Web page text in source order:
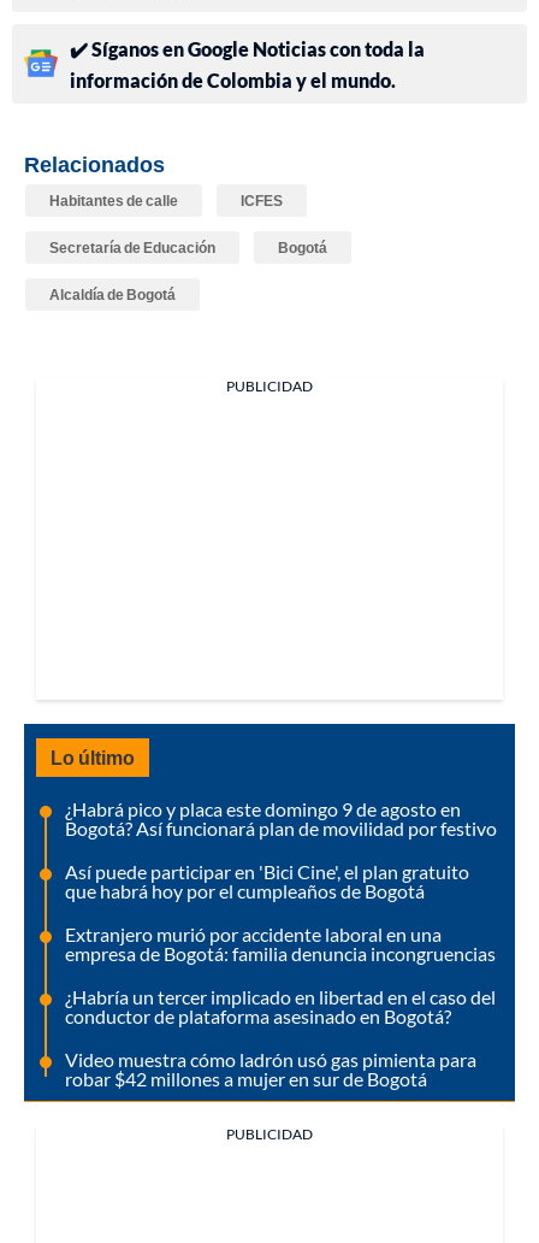
✔️ Síganos en Google Noticias con toda la
información de Colombia y el mundo.
Relacionados
Habitantes de calle ICFES
Secretaría de Educación Bogotá
Alcaldía de Bogotá
PUBLICIDAD
Lo último
¿Habrá pico y placa este domingo 9 de agosto en
Bogotá? Así funcionará plan de movilidad por festivo
Así puede participar en 'Bici Cine', el plan gratuito
que habrá hoy por el cumpleaños de Bogotá
Extranjero murió por accidente laboral en una
empresa de Bogotá: familia denuncia incongruencias
¿Habría un tercer implicado en libertad en el caso del
conductor de plataforma asesinado en Bogotá?
Video muestra cómo ladrón usó gas pimienta para
robar $42 millones a mujer en sur de Bogotá
PUBLICIDAD